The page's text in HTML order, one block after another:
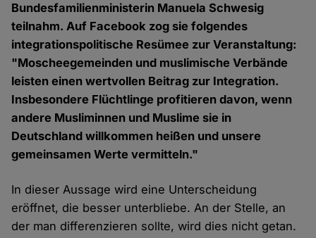
Bundesfamilienministerin Manuela Schwesig
teilnahm. Auf Facebook zog sie folgendes
integrationspolitische Resümee zur Veranstaltung:
"Moscheegemeinden und muslimische Verbände
leisten einen wertvollen Beitrag zur Integration.
Insbesondere Flüchtlinge profitieren davon, wenn
andere Musliminnen und Muslime sie in
Deutschland willkommen heißen und unsere
gemeinsamen Werte vermitteln."
In dieser Aussage wird eine Unterscheidung
eröffnet, die besser unterbliebe. An der Stelle, an
der man differenzieren sollte, wird dies nicht getan.